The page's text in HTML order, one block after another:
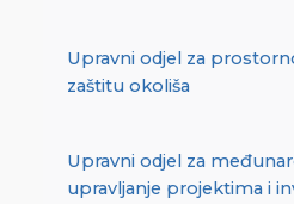
Upravni odjel za
zaštitu okoliša
Upravni odjel za
upravljanje projektima i